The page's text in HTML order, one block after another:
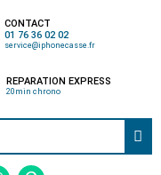
CONTACT
01 76 36 02 02
service@iphonecasse.fr
REPARATION EXPRESS
20min chrono